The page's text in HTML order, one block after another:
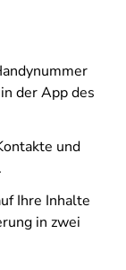
der App des
und
Ihre Inhalte
in zwei